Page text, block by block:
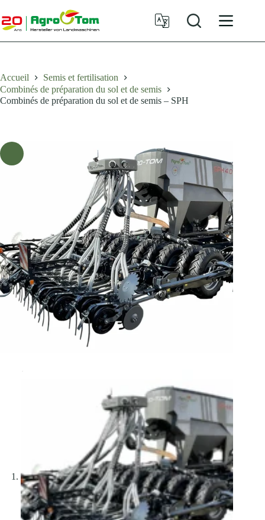
au
contenu
Accueil
Semis et fertilisation
Combinés de préparation du sol et de semis
Combinés de préparation du sol et de semis – SPH